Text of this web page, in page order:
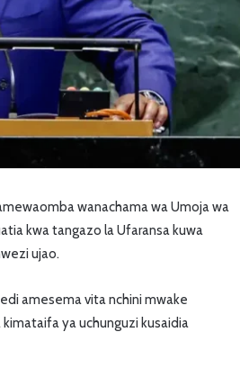
wanachama wa Umoja wa
kwa tangazo la Ufaransa kuwa
ujao.
amesema vita nchini mwake
ya uchunguzi kusaidia